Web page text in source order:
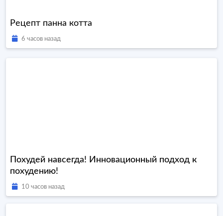
Рецепт панна котта
6 часов назад
Похудей навсегда! Инновационный подход к
похудению!
10 часов назад